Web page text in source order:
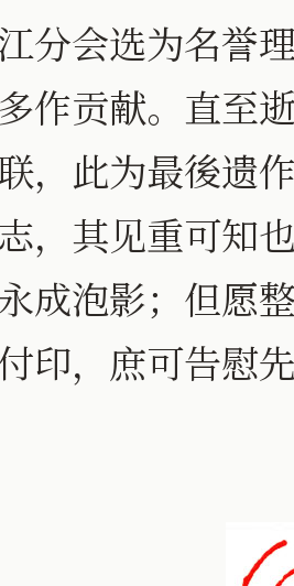
分会选为名誉
作贡献。直至
，此为最後遗
，其见重可知
成泡影；但愿
印，庶可告慰